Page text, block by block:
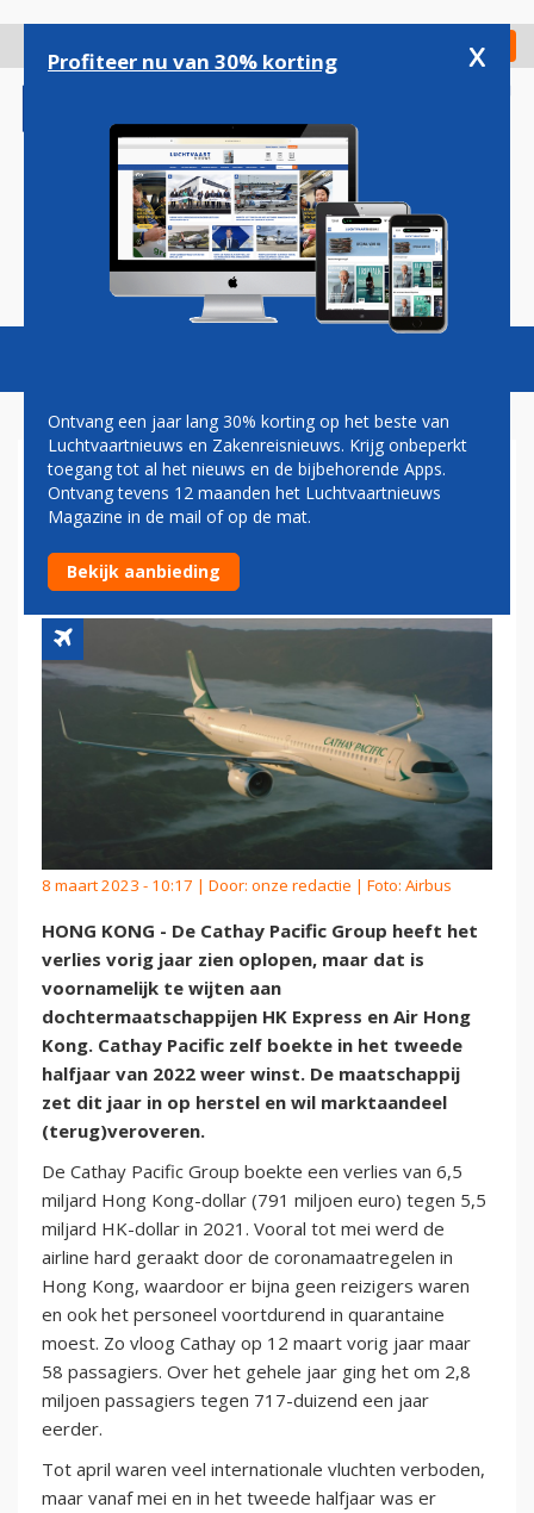
gaan
Check in
Magazine Podcasts Vacatures
CATHAY PACIFIC DIEPER IN
HET ROOD DANKZIJ
DOCHTERS
8 maart 2023 - 10:17 | Door: onze redactie | Foto: Airbus
HONG KONG - De Cathay Pacific Group heeft het
verlies vorig jaar zien oplopen, maar dat is
voornamelijk te wijten aan
dochtermaatschappijen HK Express en Air Hong
Kong. Cathay Pacific zelf boekte in het tweede
halfjaar van 2022 weer winst. De maatschappij
zet dit jaar in op herstel en wil marktaandeel
(terug)veroveren.
De Cathay Pacific Group boekte een verlies van 6,5
miljard Hong Kong-dollar (791 miljoen euro) tegen 5,5
miljard HK-dollar in 2021. Vooral tot mei werd de
airline hard geraakt door de coronamaatregelen in
Hong Kong, waardoor er bijna geen reizigers waren
en ook het personeel voortdurend in quarantaine
moest. Zo vloog Cathay op 12 maart vorig jaar maar
58 passagiers. Over het gehele jaar ging het om 2,8
miljoen passagiers tegen 717-duizend een jaar
eerder.
Tot april waren veel internationale vluchten verboden,
maar vanaf mei en in het tweede halfjaar was er
Profiteer nu van 30% korting x
Ontvang een jaar lang 30% korting op het beste van
Luchtvaartnieuws en Zakenreisnieuws. Krijg onbeperkt
toegang tot al het nieuws en de bijbehorende Apps.
Ontvang tevens 12 maanden het Luchtvaartnieuws
Magazine in de mail of op de mat.
Bekijk aanbieding